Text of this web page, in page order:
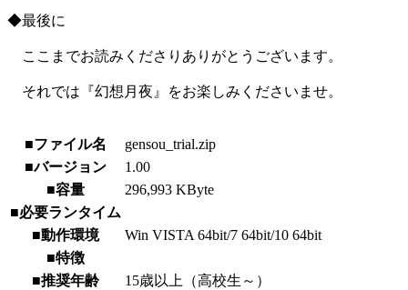
◆最後に
ここまでお読みくださりありがとうございます。
それでは『幻想月夜』をお楽しみくださいませ。
■ファイル名
gensou_trial.zip
■バージョン
1.00
■容量
296,993 KByte
■必要ランタイム
■動作環境
Win VISTA 64bit/7 64bit/10 64bit
■特徴
■推奨年齢
15歳以上（高校生～）